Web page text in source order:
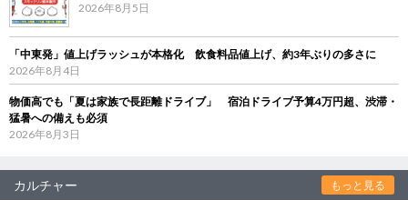
2026年8月5日
「中東発」値上げラッシュが本格化 飲食料品値上げ、約3年ぶりの多さに
2026年8月4日
物価高でも「夏は家族で長距離ドライブ」 宿泊ドライブ予算4万円超、渋滞・
猛暑への備えも必須
2026年8月3日
カルチャー もっと見る